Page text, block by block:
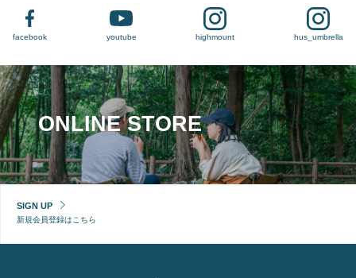
facebook youtube highmount hus_umbrella
ONLINE STORE
SIGN UP
新規会員登録はこちら